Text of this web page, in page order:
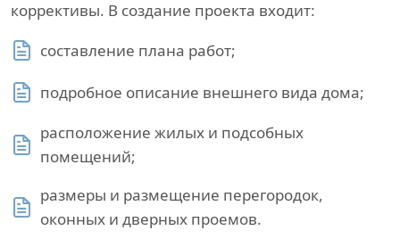
коррективы. В создание проекта входит:
составление плана работ;
подробное описание внешнего вида дома;
расположение жилых и подсобных
помещений;
размеры и размещение перегородок,
оконных и дверных проемов.